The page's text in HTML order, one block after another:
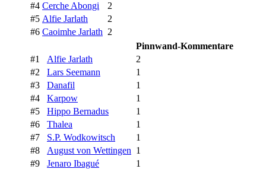
#4 Cerche Abongi
2
#5 Alfie Jarlath
2
#6 Caoimhe Jarlath 2
Pinnwand-Kommentare
#1
Alfie Jarlath
2
#2
Lars Seemann
1
#3
Danafil
1
#4
Karpow
1
#5
Hippo Bernadus
1
#6
Thalea
1
#7
S.P. Wodkowitsch
1
#8
August von Wettingen 1
#9
Jenaro Ibagué
1